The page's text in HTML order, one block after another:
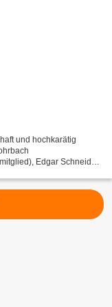
und hochkarätig
Edgar Schneider